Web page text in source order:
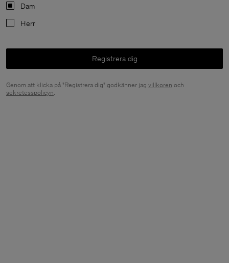
Herr
Dam
Herr
Registrera dig
Genom att klicka på "Registrera dig" godkänner jag villkoren och
sekretesspolicyn.